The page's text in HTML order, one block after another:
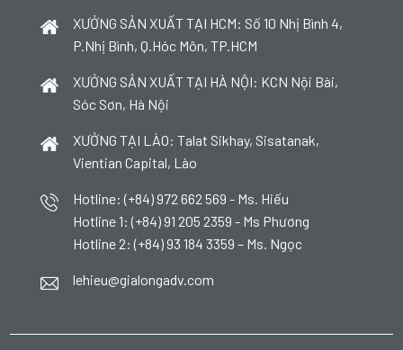
XƯỞNG SẢN XUẤT TẠI HCM: Số 10 Nhị Bình 4,
P.Nhị Bình, Q.Hóc Môn, TP.HCM
XƯỞNG SẢN XUẤT TẠI HÀ NỘI: KCN Nội Bài,
Sóc Sơn, Hà Nội
XƯỞNG TẠI LÀO: Talat Sikhay, Sisatanak,
Vientian Capital, Lào
Hotline: (+84) 972 662 569 - Ms. Hiếu
Hotline 1: (+84) 91 205 2359 - Ms Phương
Hotline 2: (+84) 93 184 3359 – Ms. Ngọc
lehieu@gialongadv.com